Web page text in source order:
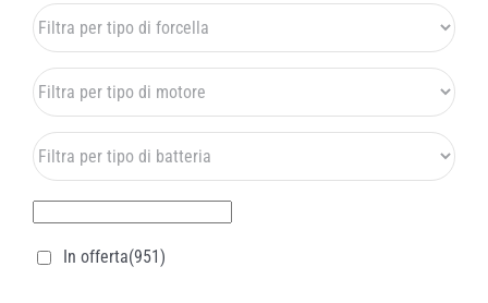
In offerta(951)